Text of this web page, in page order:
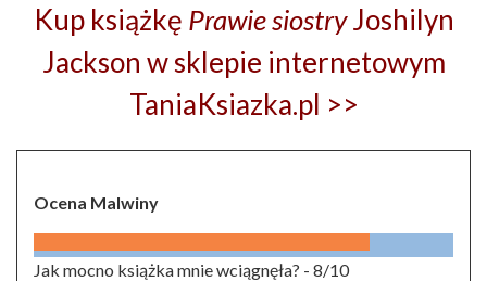
Kup książkę Prawie siostryJoshilyn
Jackson w sklepie internetowym
TaniaKsiazka.pl >>
Ocena Malwiny
Jak mocno książka mnie wciągnęła? - 8/10